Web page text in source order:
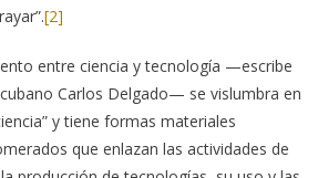
[2]
entre ciencia y tecnología —escribe
Carlos Delgado— se vislumbra en
y tiene formas materiales
que enlazan las actividades de